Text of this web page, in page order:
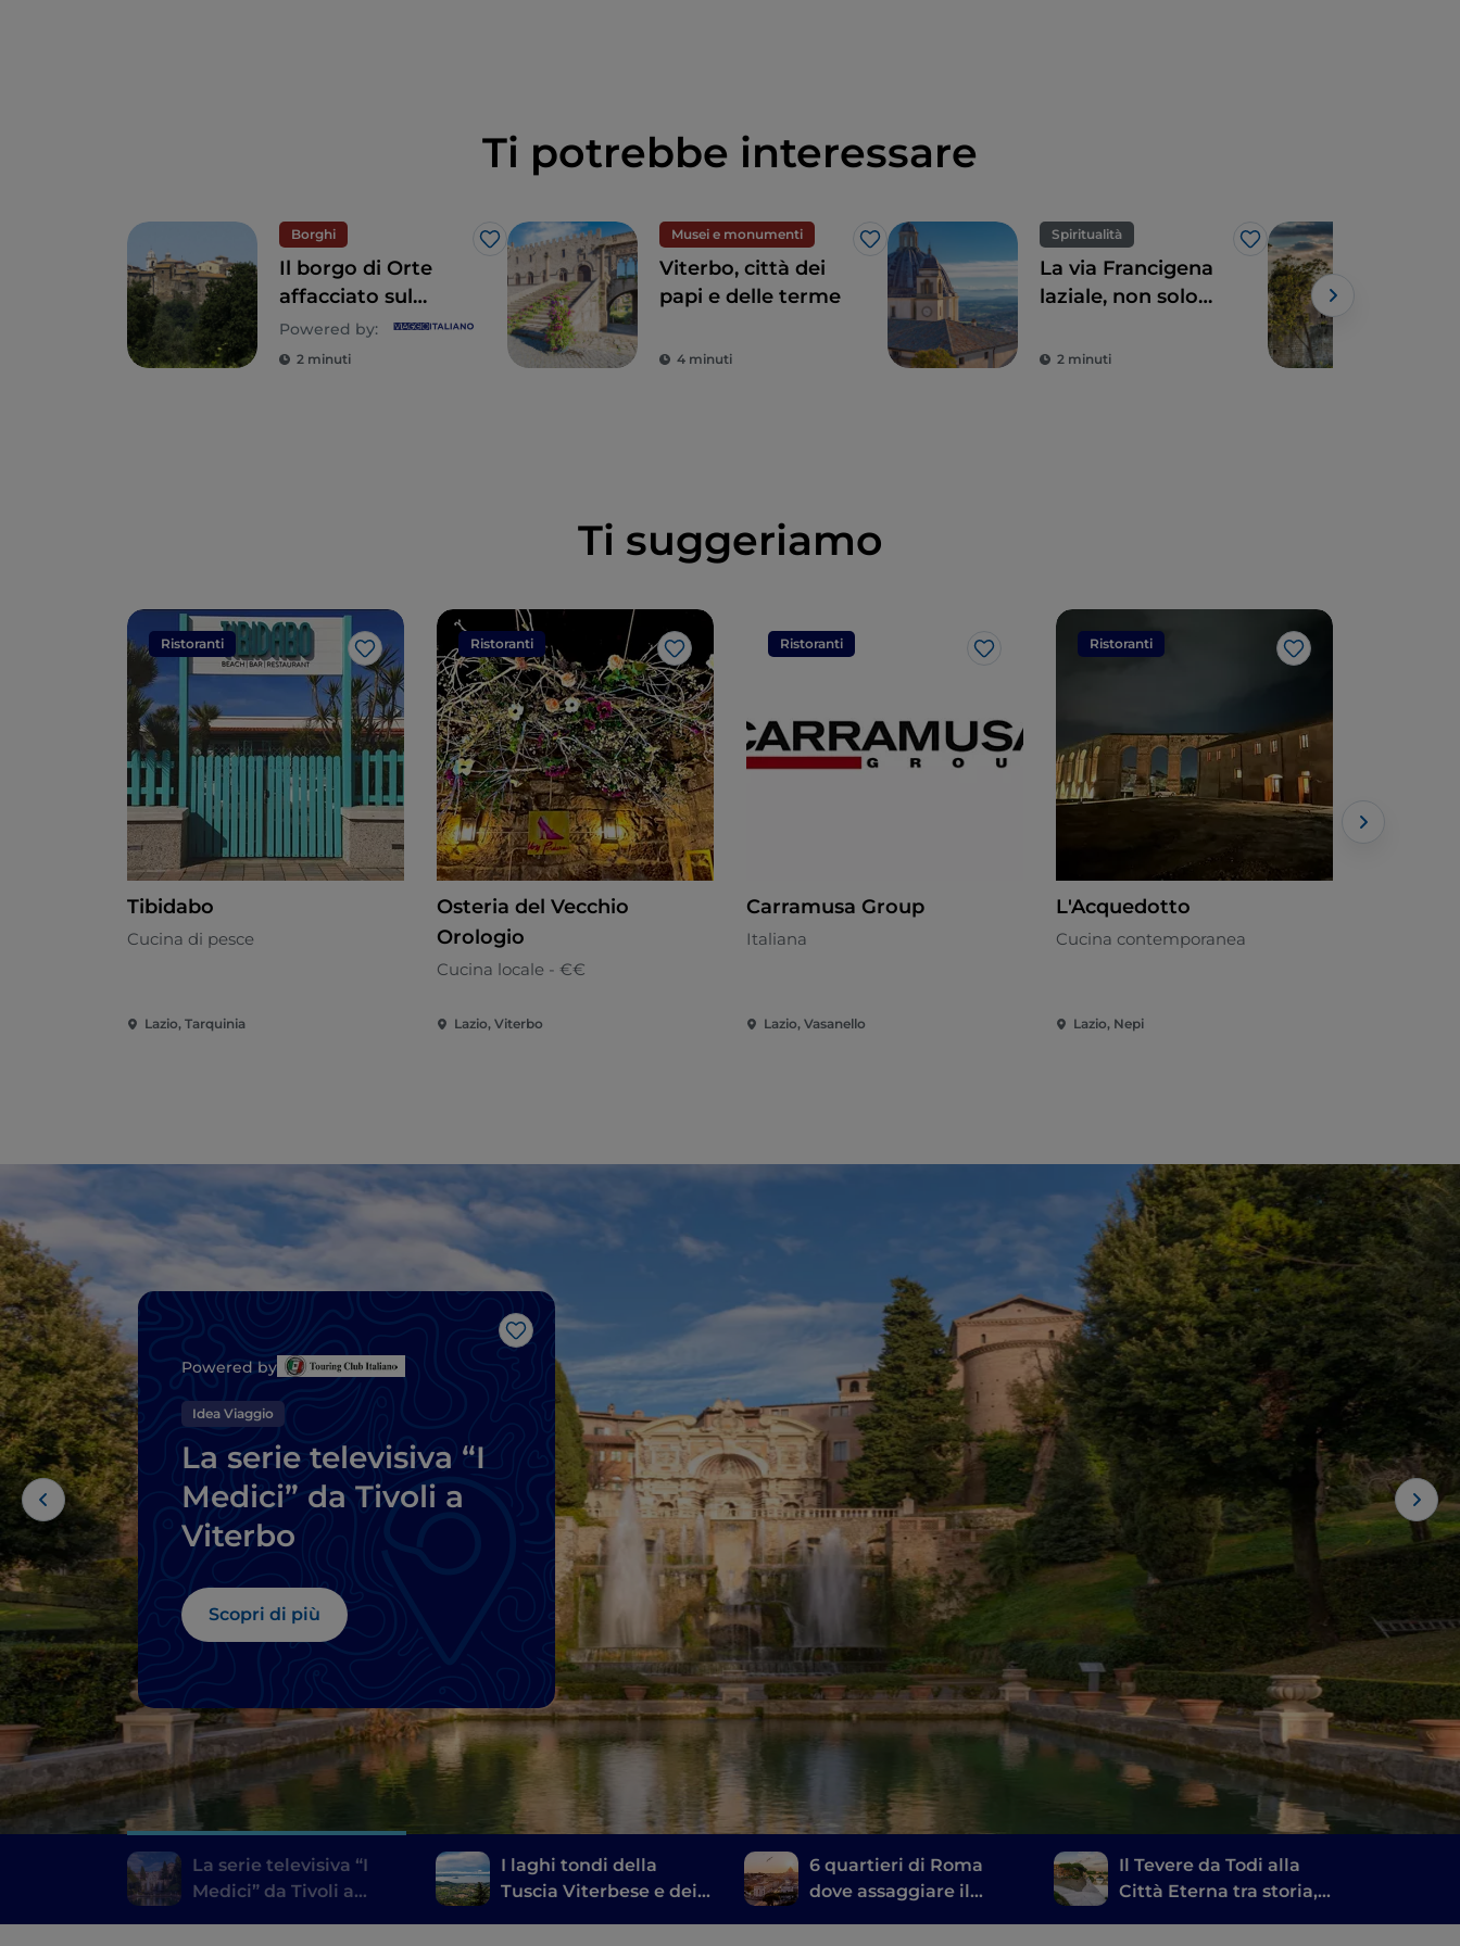
Ti potrebbe interessare
Borghi
Like
Il borgo di Orte
affacciato sul
Tevere
Powered by:
2 minuti
Musei e monumenti
Like
Viterbo, città dei
papi e delle terme
4 minuti
Spiritualità
Like
La via Francigena
laziale, non solo
2 minuti
Ti suggeriamo
Ristoranti
Like
Tibidabo
Cucina di pesce
Lazio, Tarquinia
Ristoranti
Like
Osteria del Vecchio
Orologio
Cucina locale - €€
Lazio, Viterbo
Ristoranti
Like
Carramusa Group
Italiana
Lazio, Vasanello
Ristoranti
Like
L'Acquedotto
Cucina contemporanea
Lazio, Nepi
Like
Powered by
Idea Viaggio
La serie televisiva “I
Medici” da Tivoli a
Viterbo
Scopri di più
La serie televisiva “I
Medici” da Tivoli a
I laghi tondi della
Tuscia Viterbese e dei
6 quartieri di Roma
dove assaggiare il
Il Tevere da Todi alla
Città Eterna tra storia,